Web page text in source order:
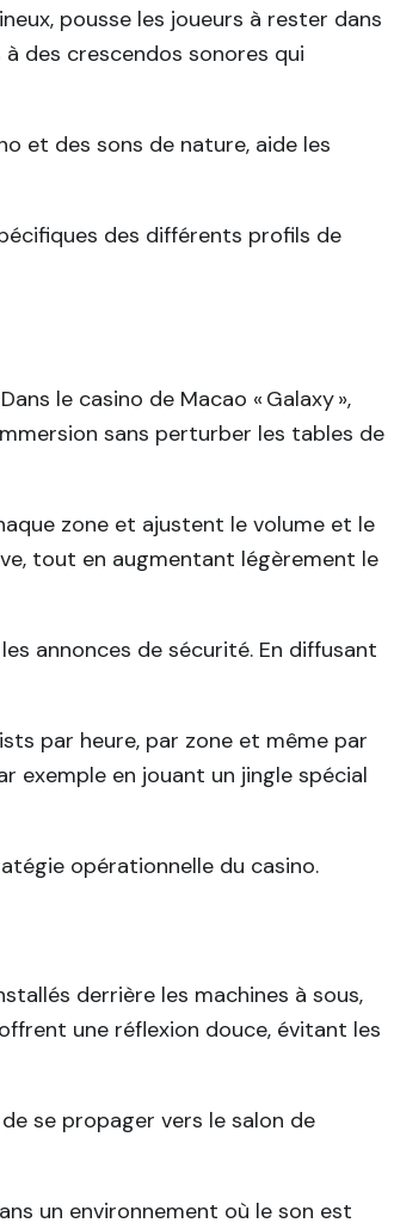
pousse les joueurs à rester dans
des crescendos sonores qui
et des sons de nature, aide les
des différents profils de
le casino de Macao « Galaxy »,
sans perturber les tables de
zone et ajustent le volume et le
tout en augmentant légèrement le
annonces de sécurité. En diffusant
par heure, par zone et même par
exemple en jouant un jingle spécial
opérationnelle du casino.
derrière les machines à sous,
une réflexion douce, évitant les
se propager vers le salon de
un environnement où le son est